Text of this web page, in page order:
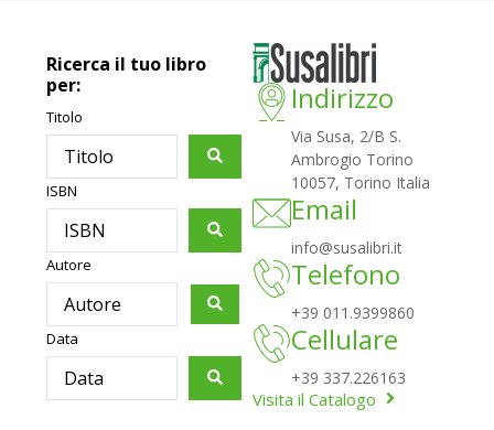
Ricerca il tuo libro
per:
Titolo
ISBN
Autore
Data
Indirizzo
Via Susa, 2/B S.
Ambrogio Torino
10057, Torino Italia
Email
info@susalibri.it
Telefono
+39 011.9399860
Cellulare
+39 337.226163
Visita il Catalogo